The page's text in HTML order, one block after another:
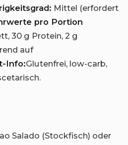
Mittel (erfordert
pro Portion
30 g Protein, 2 g
auf
Info:Glutenfrei, low-carb,
Salado (Stockfisch) oder